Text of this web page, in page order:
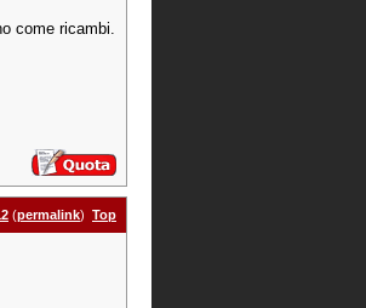
come ricambi.
(permalink) Top